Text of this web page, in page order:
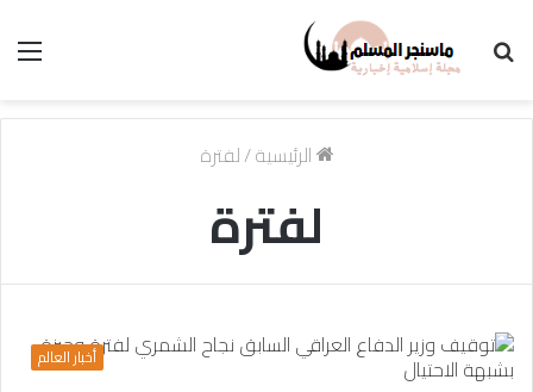
الرئيسية/لفترة
لفترة
أخبار العالم